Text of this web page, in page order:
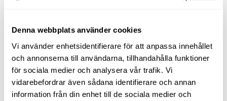
Denna webbplats använder cookies
Vi använder enhetsidentifierare för att anpassa innehållet
och annonserna till användarna, tillhandahålla funktioner
för sociala medier och analysera vår trafik. Vi
vidarebefordrar även sådana identifierare och annan
information från din enhet till de sociala medier och
Milla Floryd
En kort introduktion till vagusnerven och hur den påverkar
din återhämtning och ditt välmående.
SPARA TILL FAVORITER